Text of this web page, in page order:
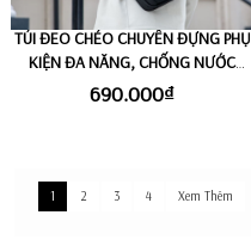
TÚI ĐEO CHÉO CHUYÊN ĐỰNG PHỤ
KIỆN ĐA NĂNG, CHỐNG NƯỚC
MARK RYDEN SWITCH STORAGE
690.000₫
1 2 3 4 Xem Thêm